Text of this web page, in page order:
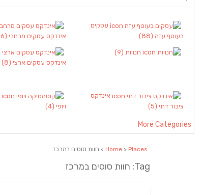
עסקים
בעוטף עזה (88) אינדקס עסקים מרחבי (66)
חנויות (9)
אינדקס עסקים ארצי (8)
אינדקס
ציבור דתי (5)
ויופי (4)
More Categories
Home > Places > חוות סוסים במרכז
Tag: חוות סוסים במרכז